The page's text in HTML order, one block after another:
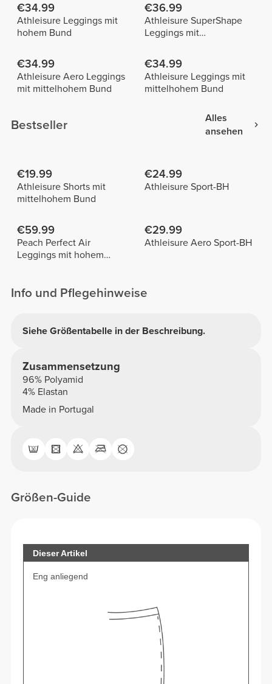
€34.99
Athleisure Leggings mit
hohem Bund
€36.99
Athleisure SuperShape
Leggings mit
€34.99
Athleisure Aero Leggings
mit mittelhohem Bund
€34.99
Athleisure Leggings mit
mittelhohem Bund
Bestseller
Alles
ansehen
€19.99
Athleisure Shorts mit
mittelhohem Bund
€24.99
Athleisure Sport-BH
€59.99
Peach Perfect Air
Leggings mit hohem
€29.99
Athleisure Aero Sport-BH
Info und Pflegehinweise
Siehe Größentabelle in der Beschreibung.
Zusammensetzung
96% Polyamid
4% Elastan
Made in Portugal
Größen-Guide
Dieser Artikel
Eng anliegend